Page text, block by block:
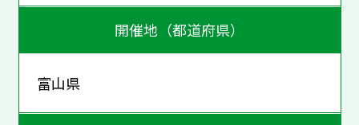
開催地（都道府県）
富山県